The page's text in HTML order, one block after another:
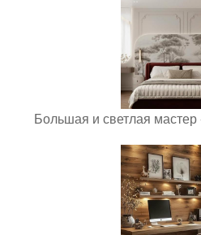
Большая и светлая мастер